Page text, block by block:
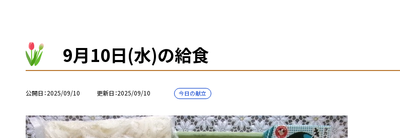
9月10日(水)の給食
公開日 2025/09/10 更新日 2025/09/10 今日の献立